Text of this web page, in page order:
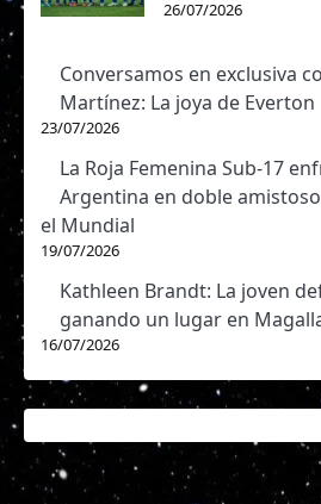
26/07/2026
Conversamos en exclusiva
Martínez: La joya de Everton
23/07/2026
La Roja Femenina Sub-17
Argentina en doble
el Mundial
19/07/2026
Kathleen Brandt: La joven
ganando un lugar en
16/07/2026